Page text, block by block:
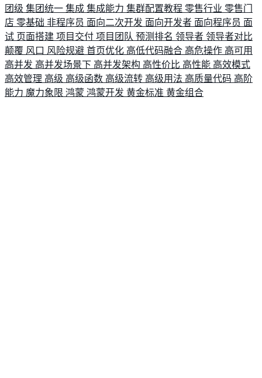
团级 集团统一 集成 集成能力 集群配置教程 零售行业 零售门
店 零基础 非程序员 面向二次开发 面向开发者 面向程序员 面
试 页面搭建 项目交付 项目团队 预测排名 领导者 领导者对比
颠覆 风口 风险规避 首页优化 高低代码融合 高危操作 高可用
高并发 高并发场景下 高并发架构 高性价比 高性能 高效模式
高效管理 高级 高级函数 高级流转 高级用法 高质量代码 高阶
能力 魔力象限 鸿蒙 鸿蒙开发 黄金标准 黄金组合